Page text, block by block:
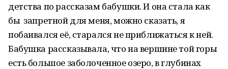
детства по рассказам бабушки. И она стала как
бы запретной для меня, можно сказать, я
побаивался её, старался не приближаться к ней.
Бабушка рассказывала, что на вершине той горы
есть большое заболоченное озеро, в глубинах